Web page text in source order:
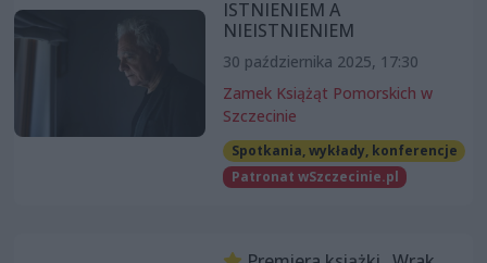
ISTNIENIEM A
NIEISTNIENIEM
30 października 2025, 17:30
Zamek Książąt Pomorskich w
Szczecinie
Spotkania, wykłady, konferencje
Patronat wSzczecinie.pl